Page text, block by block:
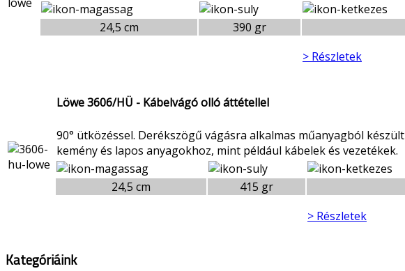
24,5 cm
390 gr
> Részletek
Löwe 3606/HÜ - Kábelvágó olló áttétellel
90° ütközéssel. Derékszögű vágásra alkalmas műanyagból készült
kemény és lapos anyagokhoz, mint például kábelek és vezetékek.
24,5 cm
415 gr
> Részletek
Kategóriáink